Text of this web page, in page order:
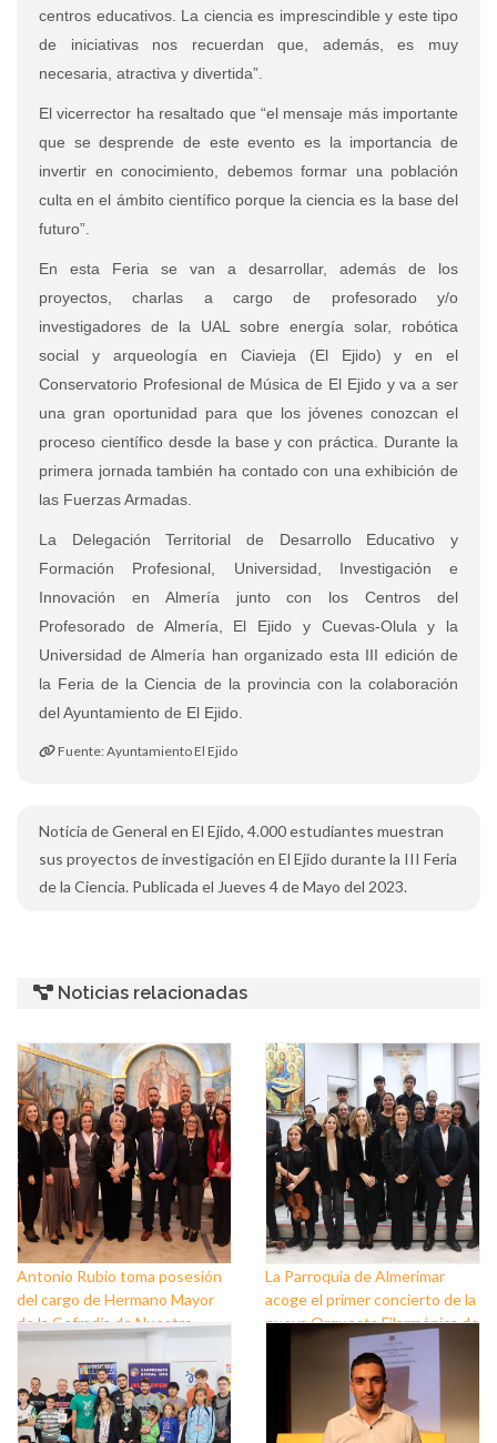
centros educativos. La ciencia es imprescindible y este tipo
de iniciativas nos recuerdan que, además, es muy
necesaria, atractiva y divertida”.
El vicerrector ha resaltado que “el mensaje más importante
que se desprende de este evento es la importancia de
invertir en conocimiento, debemos formar una población
culta en el ámbito científico porque la ciencia es la base del
futuro”.
En esta Feria se van a desarrollar, además de los
proyectos, charlas a cargo de profesorado y/o
investigadores de la UAL sobre energía solar, robótica
social y arqueología en Ciavieja (El Ejido) y en el
Conservatorio Profesional de Música de El Ejido y va a ser
una gran oportunidad para que los jóvenes conozcan el
proceso científico desde la base y con práctica. Durante la
primera jornada también ha contado con una exhibición de
las Fuerzas Armadas.
La Delegación Territorial de Desarrollo Educativo y
Formación Profesional, Universidad, Investigación e
Innovación en Almería junto con los Centros del
Profesorado de Almería, El Ejido y Cuevas-Olula y la
Universidad de Almería han organizado esta III edición de
la Feria de la Ciencia de la provincia con la colaboración
del Ayuntamiento de El Ejido.
Fuente: Ayuntamiento El Ejido
Noticia de General en El Ejido, 4.000 estudiantes muestran
sus proyectos de investigación en El Ejido durante la III Feria
de la Ciencia. Publicada el Jueves 4 de Mayo del 2023.
Noticias relacionadas
Antonio Rubio toma posesión
del cargo de Hermano Mayor
de la Cofradía de Nuestro
Padre Jesús Nazareno y
Nuestra Señora de los Dolores
de Balerma
La Parroquia de Almerimar
acoge el primer concierto de la
nueva Orquesta Filarmónica de